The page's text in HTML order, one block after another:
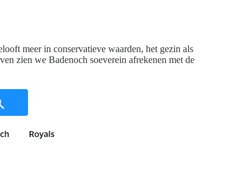
meer in conservatieve waarden, het gezin als
zien we Badenoch soeverein afrekenen met de